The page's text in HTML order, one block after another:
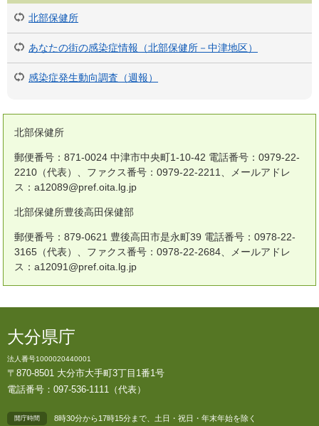
北部保健所
あなたの街の感染症情報（北部保健所－中津地区）
感染症発生動向調査（週報）
北部保健所
郵便番号：871-0024 中津市中央町1-10-42 電話番号：0979-22-
2210（代表）、ファクス番号：0979-22-2211、メールアドレ
ス：a12089@pref.oita.lg.jp
北部保健所豊後高田保健部
郵便番号：879-0621 豊後高田市是永町39 電話番号：0978-22-
3165（代表）、ファクス番号：0978-22-2684、メールアドレ
ス：a12091@pref.oita.lg.jp
大分県庁
法人番号1000020440001
〒870-8501 大分市大手町3丁目1番1号
電話番号：097-536-1111（代表）
開庁時間 8時30分から17時15分まで、土日・祝日・年末年始を除く